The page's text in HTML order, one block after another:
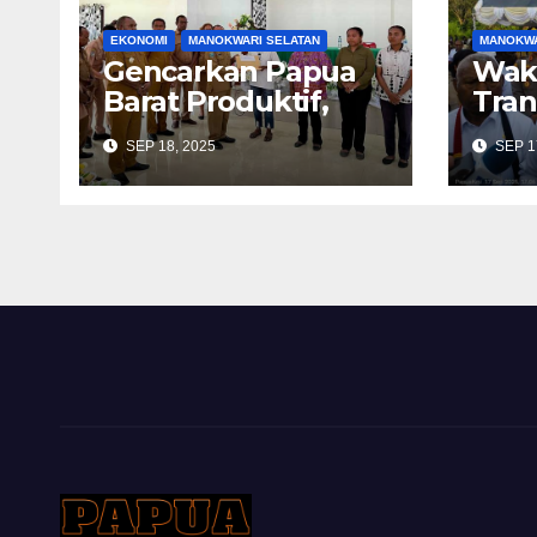
EKONOMI MANOKWARI SELATAN
Gencarkan Papua
Barat Produktif,
Dinas DPMPTSP
Sosialiasi Perizinan
Berusaha Berbasis
SEP 18, 2025 SEP